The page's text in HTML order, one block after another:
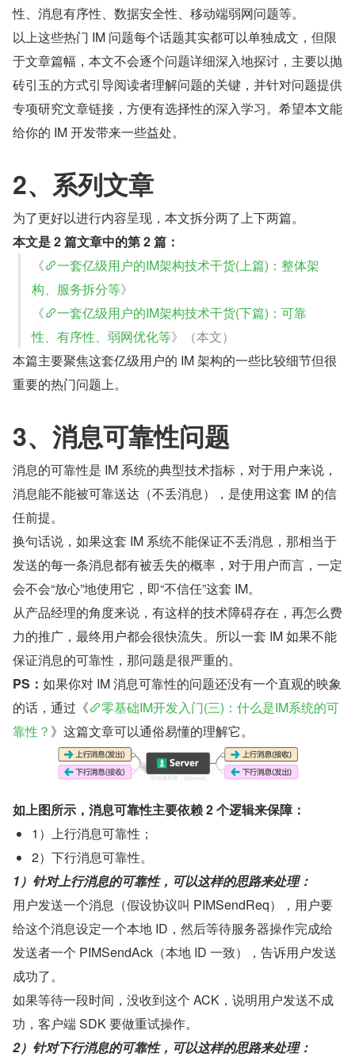
性、消息有序性、数据安全性、移动端弱网问题等。
以上这些热门 IM 问题每个话题其实都可以单独成文，但限
于文章篇幅，本文不会逐个问题详细深入地探讨，主要以抛
砖引玉的方式引导阅读者理解问题的关键，并针对问题提供
专项研究文章链接，方便有选择性的深入学习。希望本文能
给你的 IM 开发带来一些益处。
2、系列文章
为了更好以进行内容呈现，本文拆分两了上下两篇。
本文是 2 篇文章中的第 2 篇：
《
一套亿级用户的IM架构技术干货(上篇)：整体架
构、服务拆分等》
《
一套亿级用户的IM架构技术干货(下篇)：可靠
性、有序性、弱网优化等》（本文）
本篇主要聚焦这套亿级用户的 IM 架构的一些比较细节但很
重要的热门问题上。
3、消息可靠性问题
消息的可靠性是 IM 系统的典型技术指标，对于用户来说，
消息能不能被可靠送达（不丢消息），是使用这套 IM 的信
任前提。
换句话说，如果这套 IM 系统不能保证不丢消息，那相当于
发送的每一条消息都有被丢失的概率，对于用户而言，一定
会不会“放心”地使用它，即“不信任”这套 IM。
从产品经理的角度来说，有这样的技术障碍存在，再怎么费
力的推广，最终用户都会很快流失。所以一套 IM 如果不能
保证消息的可靠性，那问题是很严重的。
PS： 如果你对 IM 消息可靠性的问题还没有一个直观的映象
的话，通过《
零基础IM开发入门(三)：什么是IM系统的可
靠性？ 》这篇文章可以通俗易懂的理解它。
如上图所示，消息可靠性主要依赖 2 个逻辑来保障：
1）上行消息可靠性；
2）下行消息可靠性。
1）针对上行消息的可靠性，可以这样的思路来处理：
用户发送一个消息（假设协议叫 PIMSendReq），用户要
给这个消息设定一个本地 ID，然后等待服务器操作完成给
发送者一个 PIMSendAck（本地 ID 一致），告诉用户发送
成功了。
如果等待一段时间，没收到这个 ACK，说明用户发送不成
功，客户端 SDK 要做重试操作。
2）针对下行消息的可靠性，可以这样的思路来处理：